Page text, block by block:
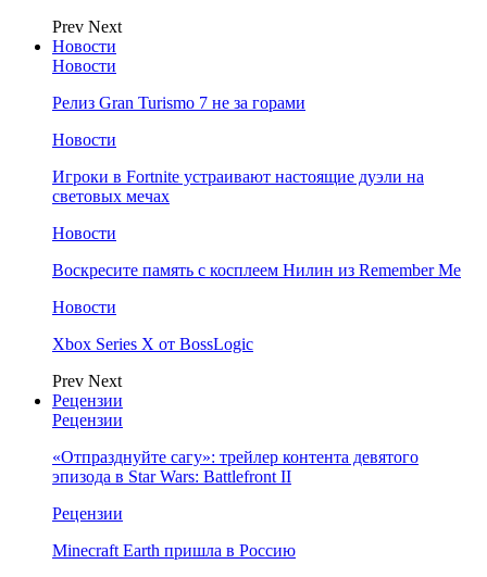
Prev Next
Новости
Новости
Релиз Gran Turismo 7 не за горами
Новости
Игроки в Fortnite устраивают настоящие дуэли на
световых мечах
Новости
Воскресите память с косплеем Нилин из Remember Me
Новости
Xbox Series X от BossLogic
Prev Next
Рецензии
Рецензии
«Отпразднуйте сагу»: трейлер контента девятого
эпизода в Star Wars: Battlefront II
Рецензии
Minecraft Earth пришла в Россию